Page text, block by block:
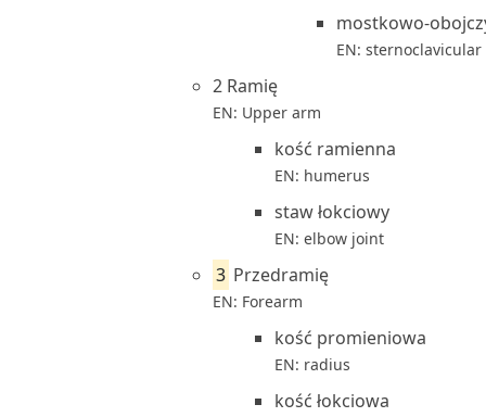
mostkowo-
EN: sternoclavicular
2 Ramię
EN: Upper arm
kość ramienna
EN: humerus
staw łokciowy
EN: elbow joint
3 Przedramię
EN: Forearm
kość promieniowa
EN: radius
kość łokciowa